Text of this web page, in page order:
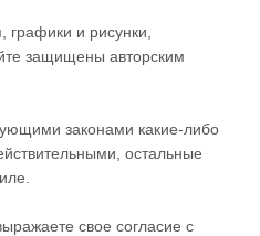
графики и рисунки,
защищены авторским
законами какие-либо
остальные
свое согласие с